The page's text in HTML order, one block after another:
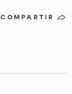
COMPARTIR